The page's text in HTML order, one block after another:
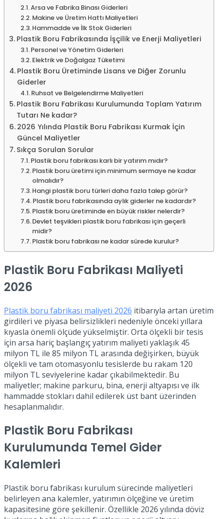
Arsa ve Fabrika Binası Giderleri
Makine ve Üretim Hattı Maliyetleri
Hammadde ve İlk Stok Giderleri
Plastik Boru Fabrikasında İşçilik ve Enerji Maliyetleri
Personel ve Yönetim Giderleri
Elektrik ve Doğalgaz Tüketimi
Plastik Boru Üretiminde Lisans ve Diğer Zorunlu
Giderler
Ruhsat ve Belgelendirme Maliyetleri
Plastik Boru Fabrikası Kurulumunda Toplam Yatırım
Tutarı Ne kadar?
2026 Yılında Plastik Boru Fabrikası Kurmak İçin
Güncel Maliyetler
Sıkça Sorulan Sorular
Plastik boru fabrikası karlı bir yatırım mıdır?
Plastik boru üretimi için minimum sermaye ne kadar
olmalıdır?
Hangi plastik boru türleri daha fazla talep görür?
Plastik boru fabrikasında aylık giderler ne kadardır?
Plastik boru üretiminde en büyük riskler nelerdir?
Devlet teşvikleri plastik boru fabrikası için geçerli
midir?
Plastik boru fabrikası ne kadar sürede kurulur?
Plastik Boru Fabrikası Maliyeti
2026
Plastik boru fabrikası maliyeti 2026 itibarıyla artan üretim
girdileri ve piyasa belirsizlikleri nedeniyle önceki yıllara
kıyasla önemli ölçüde yükselmiştir. Orta ölçekli bir tesis
için arsa hariç başlangıç yatırım maliyeti yaklaşık 45
milyon TL ile 85 milyon TL arasında değişirken, büyük
ölçekli ve tam otomasyonlu tesislerde bu rakam 120
milyon TL seviyelerine kadar çıkabilmektedir. Bu
maliyetler; makine parkuru, bina, enerji altyapısı ve ilk
hammadde stokları dahil edilerek üst bant üzerinden
hesaplanmalıdır.
Plastik Boru Fabrikası
Kurulumunda Temel Gider
Kalemleri
Plastik boru fabrikası kurulum sürecinde maliyetleri
belirleyen ana kalemler, yatırımın ölçeğine ve üretim
kapasitesine göre şekillenir. Özellikle 2026 yılında döviz